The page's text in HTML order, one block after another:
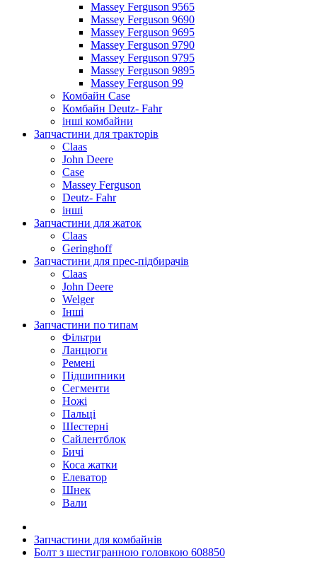
Massey Ferguson 9565
Massey Ferguson 9690
Massey Ferguson 9695
Massey Ferguson 9790
Massey Ferguson 9795
Massey Ferguson 9895
Massey Ferguson 99
Комбайн Case
Комбайн Deutz- Fahr
інші комбайни
Запчастини для тракторів
Claas
John Deere
Case
Massey Ferguson
Deutz- Fahr
інші
Запчастини для жаток
Claas
Geringhoff
Запчастини для прес-підбирачів
Claas
John Deere
Welger
Інші
Запчастини по типам
Фільтри
Ланцюги
Ремені
Підшипники
Сегменти
Ножі
Пальці
Шестерні
Сайлентблок
Бичі
Коса жатки
Елеватор
Шнек
Вали
Запчастини для комбайнів
Болт з шестигранною головкою 608850